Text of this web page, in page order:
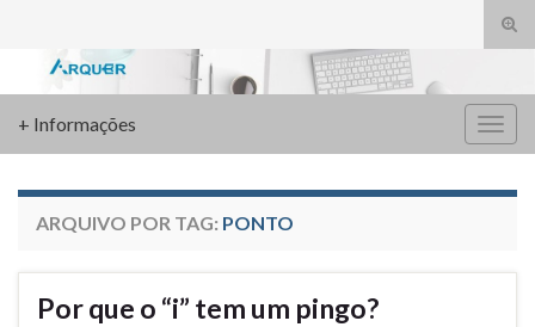
Search for:
+ Informações
ARQUIVO POR TAG: PONTO
Por que o “i” tem um pingo?